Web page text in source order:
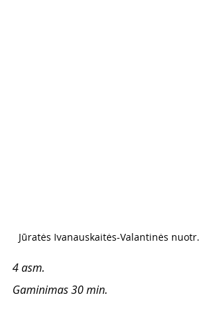
Jūratės Ivanauskaitės-Valantinės nuotr.
4 asm.
Gaminimas 30 min.